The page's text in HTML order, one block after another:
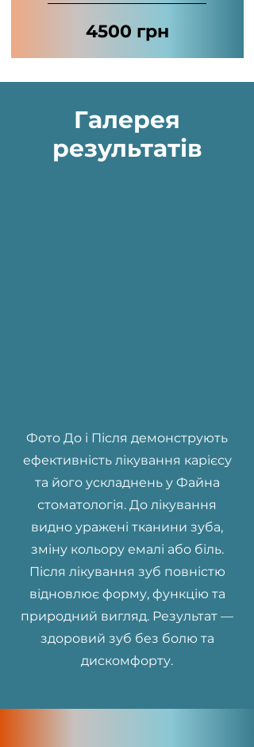
4500 грн
Галерея
результатів
Фото До і Після демонструють
ефективність лікування карієсу
та його ускладнень у Файна
стоматологія. До лікування
видно уражені тканини зуба,
зміну кольору емалі або біль.
Після лікування зуб повністю
відновлює форму, функцію та
природний вигляд. Результат —
здоровий зуб без болю та
дискомфорту.